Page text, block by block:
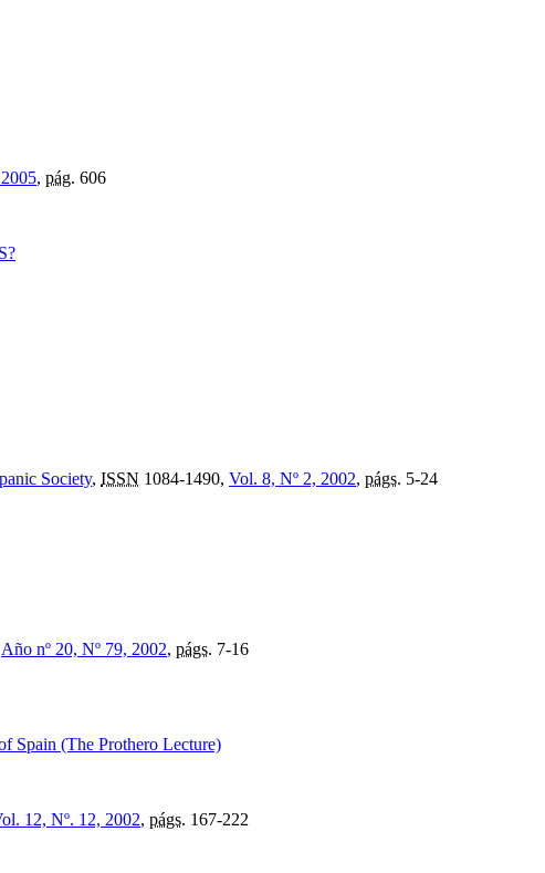
, pág. 606
Society, ISSN 1084-1490, Vol. 8, Nº 2, 2002, págs. 5-24
Año nº 20, Nº 79, 2002, págs. 7-16
Spain (The Prothero Lecture)
12, Nº. 12, 2002, págs. 167-222